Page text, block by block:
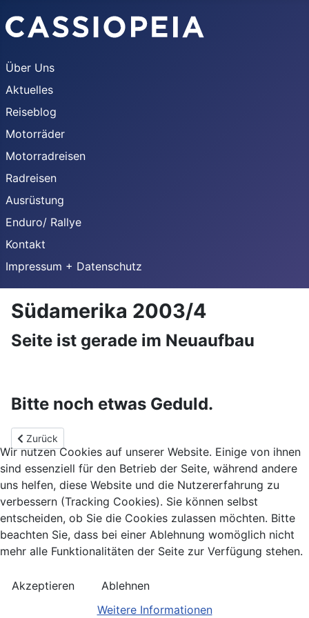
Über Uns
Aktuelles
Reiseblog
Motorräder
Motorradreisen
Radreisen
Ausrüstung
Enduro/ Rallye
Kontakt
Impressum + Datenschutz
Südamerika 2003/4
Seite ist gerade im Neuaufbau
Bitte noch etwas Geduld.
Vorheriger Beitrag: Südamerika 2017/18
Zurück
Wir nutzen Cookies auf unserer Website. Einige von ihnen
sind essenziell für den Betrieb der Seite, während andere
uns helfen, diese Website und die Nutzererfahrung zu
verbessern (Tracking Cookies). Sie können selbst
entscheiden, ob Sie die Cookies zulassen möchten. Bitte
beachten Sie, dass bei einer Ablehnung womöglich nicht
mehr alle Funktionalitäten der Seite zur Verfügung stehen.
Akzeptieren
Ablehnen
Weitere Informationen